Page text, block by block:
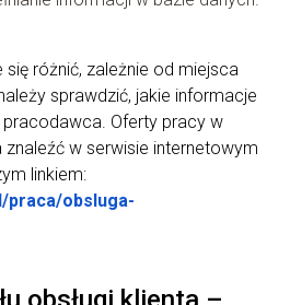
różnić, zależnie od miejsca
sprawdzić, jakie informacje
pracodawca. Oferty pracy w
znaleźć w serwisie internetowym
linkiem:
praca/obsluga-